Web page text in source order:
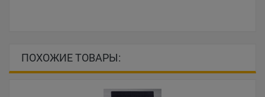
ПОХОЖИЕ ТОВАРЫ: